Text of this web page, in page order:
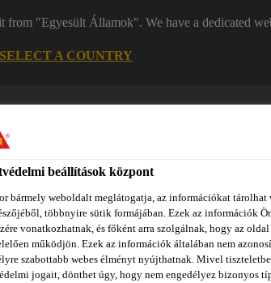
from "Egyesült Államok". We have a dedicated
A COUNTRY
Homlokzattervező Dokumentumok
beállítások központ
bármely weboldalt meglátogatja, az információkat tárolhat
többnyire sütik formájában. Ezek az információk
vonatkozhatnak, és főként arra szolgálnak, hogy az
működjön. Ezek az információk általában nem
szabottabb webes élményt nyújthatnak. Mivel
jogait, dönthet úgy, hogy nem engedélyez bizonyos